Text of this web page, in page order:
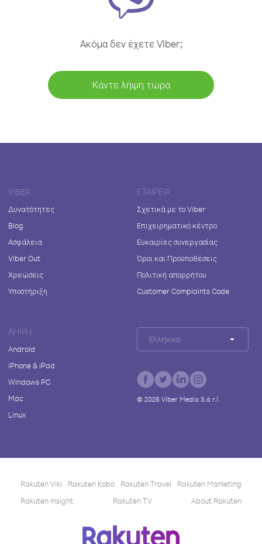
Ακόμα δεν έχετε Viber;
Κάντε λήψη τώρα
VIBER
Δυνατότητες
Blog
Ασφάλεια
Viber Out
Χρεώσεις
Υποστήριξη
ΕΤΑΙΡΕΊΑ
Σχετικά με το Viber
Επιχειρηματικό κέντρο
Ευκαιρίες συνεργασίας
Όροι και Προϋποθέσεις
Πολιτική απορρήτου
Customer Complaints Code
ΛΉΨΗ
Android
iPhone & iPad
Windows PC
Mac
Linux
Ελληνικά
© 2026Viber Media S.à r.l.
Rakuten Viki Rakuten Kobo Rakuten Travel
Rakuten Marketing
Rakuten Insight
Rakuten TV About Rakuten